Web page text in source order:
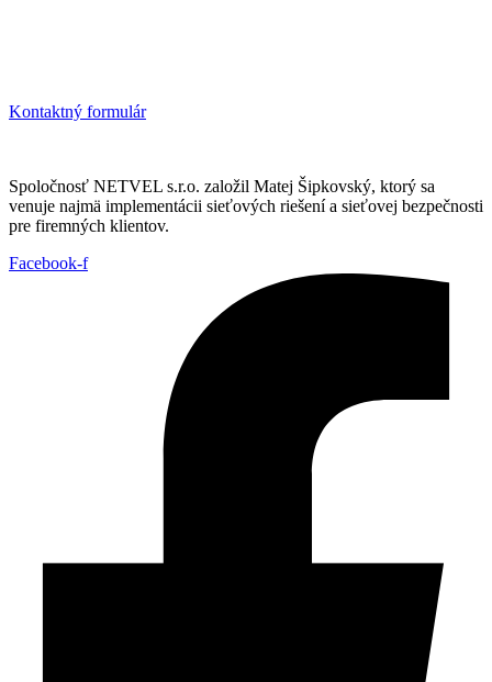
Kontaktný formulár
Spoločnosť NETVEL s.r.o. založil Matej Šipkovský, ktorý sa
venuje najmä implementácii sieťových riešení a sieťovej bezpečnosti
pre firemných klientov.
Facebook-f